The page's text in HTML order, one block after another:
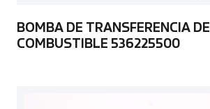
BOMBA DE TRANSFERENCIA DE
COMBUSTIBLE 536225500